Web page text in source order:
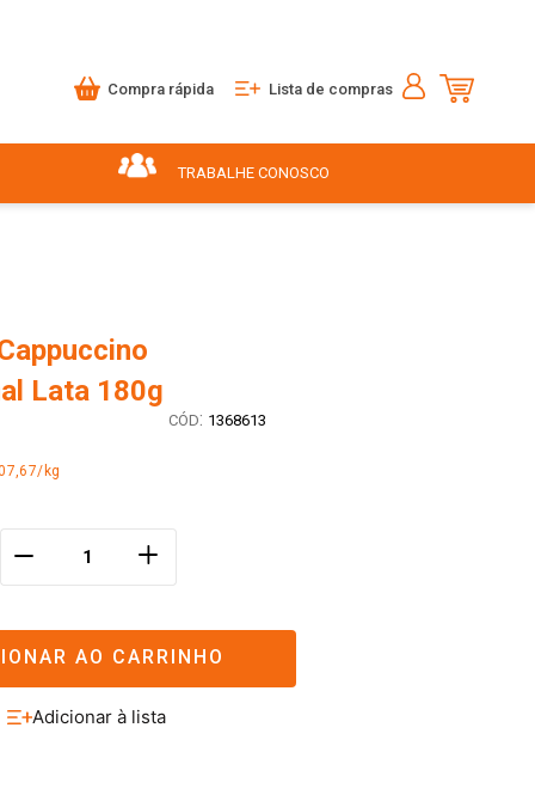
Compra rápida Lista de compras
TRABALHE CONOSCO
Lata 180g
: 1368613
kg
＋
AO CARRINHO